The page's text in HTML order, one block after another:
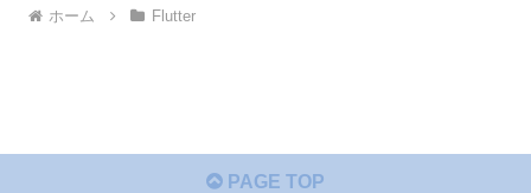
ホーム Flutter
PAGE TOP